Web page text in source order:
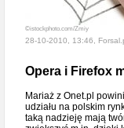
©istockphoto.com/Zmiy
28-10-2010, 13:46,
Opera i Firefox
Mariaż z Onet.pl
udziału na polskim
taką nadzieję mają